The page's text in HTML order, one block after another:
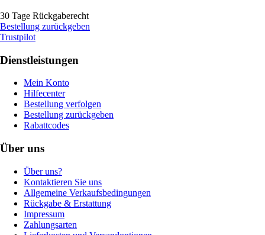
30 Tage Rückgaberecht
Bestellung zurückgeben
Trustpilot
Dienstleistungen
Mein Konto
Hilfecenter
Bestellung verfolgen
Bestellung zurückgeben
Rabattcodes
Über uns
Über uns?
Kontaktieren Sie uns
Allgemeine Verkaufsbedingungen
Rückgabe & Erstattung
Impressum
Zahlungsarten